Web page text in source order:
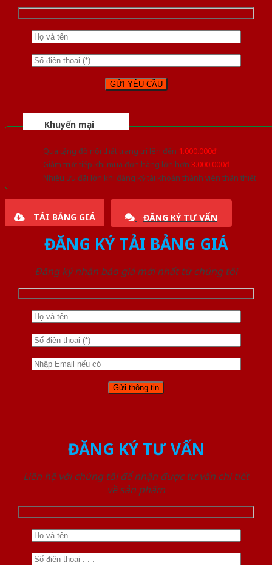
Khuyến mại
Quà tặng đồ nội thất trang trí lên đến 1.000.000đ
Giảm trực tiếp khi mua đơn hàng lớn hơn 3.000.000đ
Nhiều ưu đãi lớn khi đăng ký tài khoản thành viên thân thiết
TẢI BẢNG GIÁ ĐĂNG KÝ TƯ VẤN
ĐĂNG KÝ TẢI BẢNG GIÁ
Đăng ký nhận báo giá mới nhất từ chúng tôi
ĐĂNG KÝ TƯ VẤN
Liên hệ với chúng tôi để nhận được tư vấn chi tiết
về sản phẩm